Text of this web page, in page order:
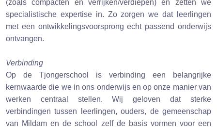
(zoals compacten en verrijken/verdiepen) en zetten we
specialistische expertise in. Zo zorgen we dat leerlingen
met een ontwikkelingsvoorsprong echt passend onderwijs
ontvangen.
Verbinding
Op de Tjongerschool is verbinding een belangrijke
kernwaarde die we in ons onderwijs en op onze manier van
werken centraal stellen. Wij geloven dat sterke
verbindingen tussen leerlingen, ouders, de gemeenschap
van Mildam en de school zelf de basis vormen voor een